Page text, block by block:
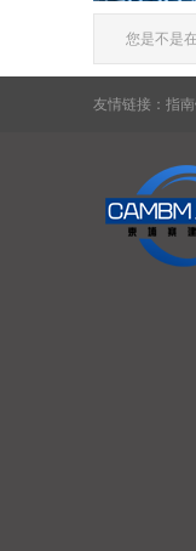
您是不是
友情链接： 指